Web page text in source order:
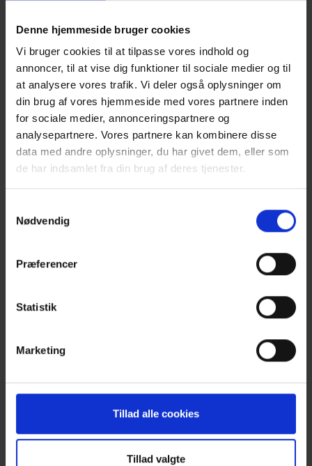
Denne hjemmeside bruger cookies
Vi bruger cookies til at tilpasse vores indhold og
annoncer, til at vise dig funktioner til sociale medier og til
at analysere vores trafik. Vi deler også oplysninger om
din brug af vores hjemmeside med vores partnere inden
for sociale medier, annonceringspartnere og
analysepartnere. Vores partnere kan kombinere disse
data med andre oplysninger, du har givet dem, eller som
de har indsamlet fra din brug af deres tjenester.
Nødvendig
Præferencer
Statistik
Marketing
Tillad alle cookies
Tillad valgte
12-11-2025
Paneldebat med ti kommunalvalgskandidater
Onsdag den 12. november afholdt vi en levende paneldebat med
ti kommunalvalgskandidater.
Ti seje 2.g-elever er netop hjemvendt fra 10 dages
udvekslingrejse til Phoenixville Area High School…